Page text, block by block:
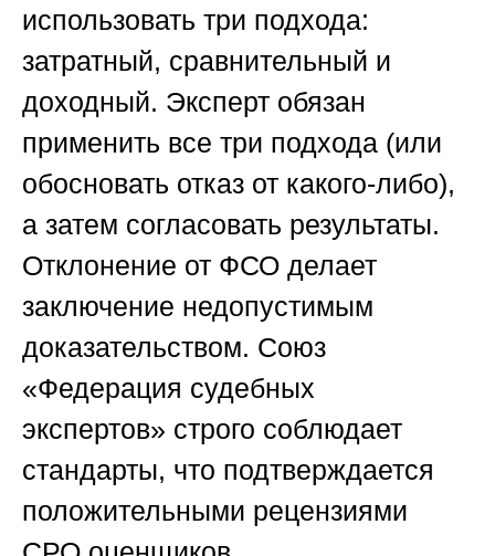
использовать три подхода:
затратный, сравнительный и
доходный. Эксперт обязан
применить все три подхода (или
обосновать отказ от какого-либо),
а затем согласовать результаты.
Отклонение от ФСО делает
заключение недопустимым
доказательством. Союз
«Федерация судебных
экспертов» строго соблюдает
стандарты, что подтверждается
положительными рецензиями